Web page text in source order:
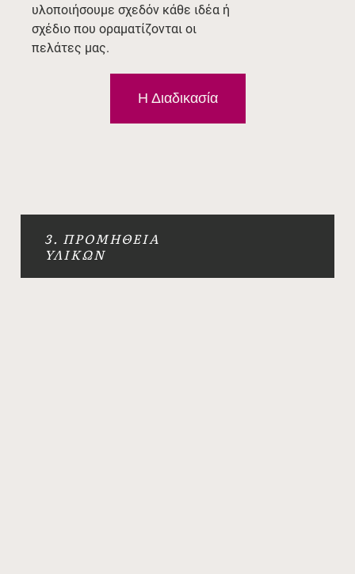
υλοποιήσουμε σχεδόν κάθε ιδέα ή
σχέδιο που οραματίζονται οι
πελάτες μας.
Η Διαδικασία
4. ΠΑΤΡΌΝ
& ΚΌΨΙΜΟ